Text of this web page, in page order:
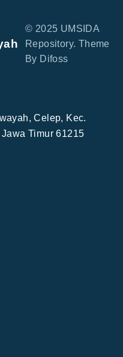
© 2025 UMSIDA
Repository. Theme
By Difoss
Celep, Kec.
Timur 61215